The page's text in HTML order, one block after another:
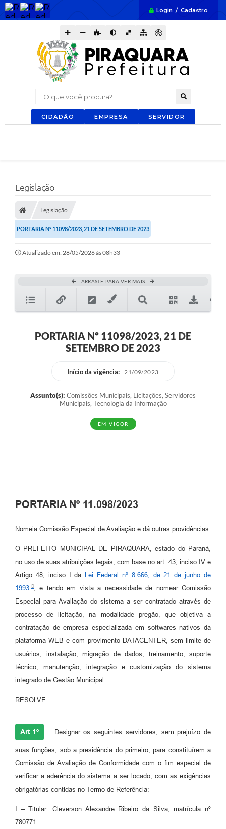
Login / Cadastro
O que você procura?
CIDADÃO EMPRESA SERVIDOR
Legislação
Legislação
PORTARIA Nº 11098/2023, 21 DE SETEMBRO DE 2023
Atualizado em: 28/05/2026 às 08h33
ARRASTE PARA VER MAIS
PORTARIA Nº 11098/2023, 21 DE
SETEMBRO DE 2023
Início da vigência: 21/09/2023
Assunto(s): Comissões Municipais, Licitações, Servidores
Municipais, Tecnologia da Informação
EM VIGOR
PORTARIA Nº 11.098/2023
Nomeia Comissão Especial de Avaliação e dá outras providências.
O PREFEITO MUNICIPAL DE PIRAQUARA, estado do Paraná,
no uso de suas atribuições legais, com base no art. 43, inciso IV e
Artigo 48, inciso I da
Lei Federal nº 8.666, de 21 de junho de
1993
, e tendo em vista a necessidade de nomear Comissão
Especial para Avaliação do sistema a ser contratado através de
processo de licitação, na modalidade pregão, que objetiva a
contratação de empresa especializada em softwares nativos da
plataforma WEB e com provimento DATACENTER, sem limite de
usuários, instalação, migração de dados, treinamento, suporte
técnico, manutenção, integração e customização do sistema
integrado de Gestão Municipal.
RESOLVE:
Art 1º Designar os seguintes servidores, sem prejuízo de
suas funções, sob a presidência do primeiro, para constituírem a
Comissão de Avaliação de Conformidade com o fim especial de
verificar a aderência do sistema a ser locado, com as exigências
obrigatórias contidas no Termo de Referência:
I – Titular: Cleverson Alexandre Ribeiro da Silva, matrícula nº
780771